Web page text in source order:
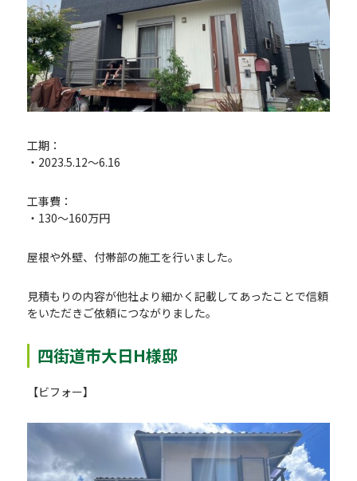
工期：
・2023.5.12〜6.16
工事費：
・130～160万円
屋根や外壁、付帯部の施工を行いました。
見積もりの内容が他社より細かく記載してあったことで信頼
をいただきご依頼につながりました。
四街道市大日H様邸
【ビフォー】